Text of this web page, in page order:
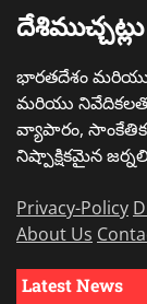
దేశిముచ్చట్లు
భారతదేశం మరియు
మరియు
వ్యాపారం,
నిష్పాక్షికమైన
Privacy-Policy
About Us
Latest News